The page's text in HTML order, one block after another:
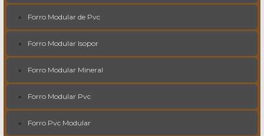
Forro Modular de Pvc
Forro Modular Isopor
Forro Modular Mineral
Forro Modular Pvc
Forro Pvc Modular